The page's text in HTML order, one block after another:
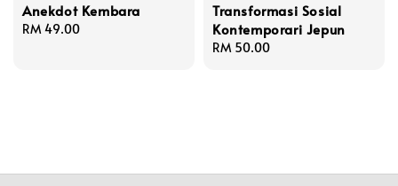
Anekdot Kembara
Regular
RM 49.00
Transformasi Sosial
Kontemporari Jepun
Regular
RM 50.00